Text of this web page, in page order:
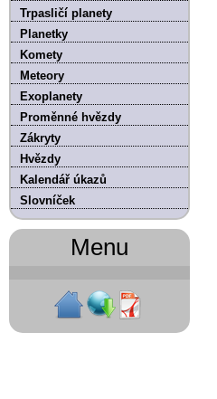
Trpasličí planety
Planetky
Komety
Meteory
Exoplanety
Proměnné hvězdy
Zákryty
Hvězdy
Kalendář úkazů
Slovníček
Menu